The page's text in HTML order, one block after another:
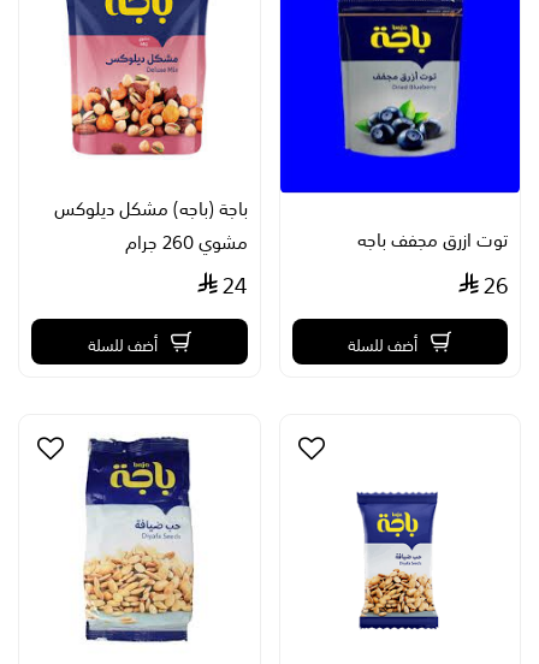
توت ازرق مجفف باجه
26
أضف للسلة
باجة (باجه) مشكل ديلوكس
مشوي 260 جرام
24
أضف للسلة